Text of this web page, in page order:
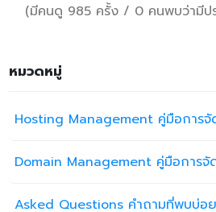
(มีคนดู 985 ครั้ง / 0 คนพบว่ามีปร
หมวดหมู่
Hosting Management คู่มือการจั
Domain Management คู่มือการจั
Asked Questions คำถามที่พบบ่อ